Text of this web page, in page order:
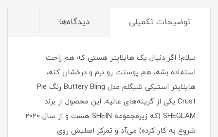
توضیحات تکمیلی دیدگاه‌ها
سلام! اگر دنبال یک هایلایتر هستی که هم راحت
استفاده بشه، هم پوستت رو نرم و درخشان کنه،
هایلایتر استیکی شیگلم مدل Buttery Bling رنگ Pie
Crust یکی از گزینه‌های عالیه. این محصول از برند
SHEGLAM (که زیرمجموعه SHEIN هست و از سال ۲۰۲۰
شروع به کار کرده) می‌آد و تمرکز اصلیش روی